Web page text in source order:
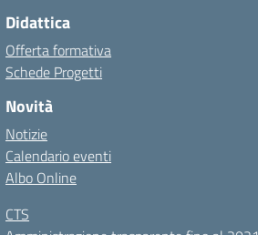
Didattica
Offerta formativa
Schede Progetti
Novità
Notizie
Calendario eventi
Albo Online
CTS